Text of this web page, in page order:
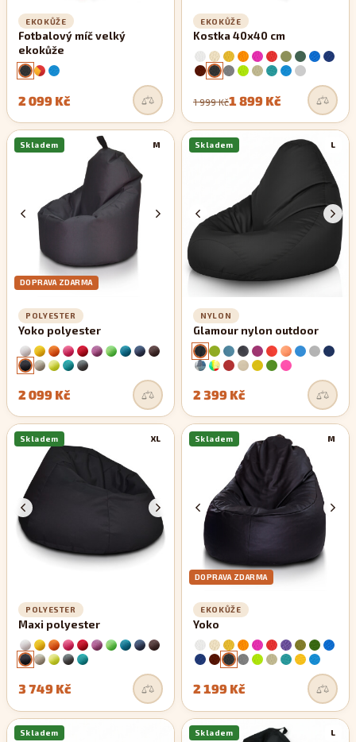
EKOKŮŽE
Fotbalový míč velký
ekokůže
2 099 Kč
EKOKŮŽE
Kostka 40x40 cm
1 999 Kč1 899 Kč
M
DOPRAVA ZDARMA
Skladem
POLYESTER
Yoko polyester
2 099 Kč
L
Skladem
NYLON
Glamour nylon outdoor
2 399 Kč
XL
Skladem
POLYESTER
Maxi polyester
3 749 Kč
M
DOPRAVA ZDARMA
Skladem
EKOKŮŽE
Yoko
2 199 Kč
Skladem L
Skladem